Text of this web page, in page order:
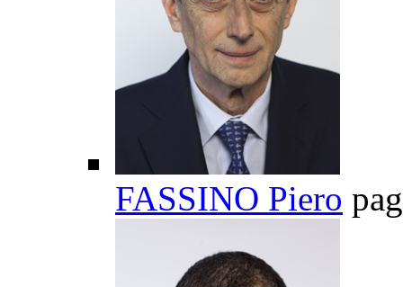
FASSINO Piero